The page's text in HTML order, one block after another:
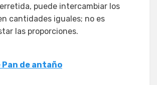
puede intercambiar los
cantidades iguales; no es
las proporciones.
Pan de antaño